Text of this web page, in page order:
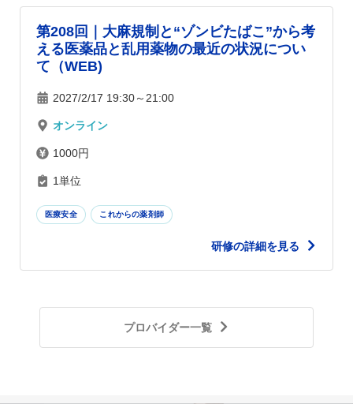
第208回｜大麻規制と“ゾンビたばこ”から考
える医薬品と乱用薬物の最近の状況につい
て（WEB)
2027/2/17 19:30～21:00
オンライン
1000円
1単位
医療安全 これからの薬剤師
研修の詳細を見る
プロバイダー一覧